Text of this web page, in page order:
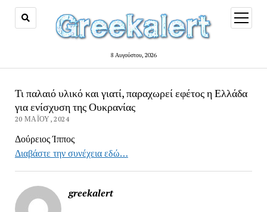
8 Αυγούστου, 2026
open
menu
Τι παλαιό υλικό και γιατί, παραχωρεί εφέτος η Ελλάδα
για ενίσχυση της Ουκρανίας
20 ΜΑΪ́ΟΥ, 2024
Δούρειος Ίππος
Διαβάστε την συνέχεια εδώ…
greekalert